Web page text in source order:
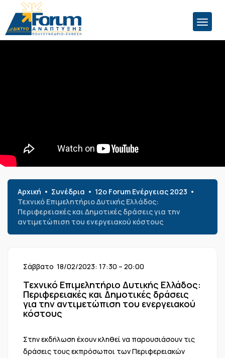
Αρχική Συνέδρια
12o Forum Ενέργειας 2023
Τεχνικό Επιμελητήριο Δυτικής Ελλάδος:
Περιφερειακές και Δημοτικές δράσεις για την
αντιμετώπιση του ενεργειακού κόστους
Σάββατο 18/02/2023: 17:30 – 20:00
Τεχνικό Επιμελητήριο Δυτικής Ελλάδος:
Περιφερειακές και Δημοτικές δράσεις
για την αντιμετώπιση του ενεργειακού
κόστους
Στην εκδήλωση έχουν κληθεί να παρουσιάσουν τις
δράσεις τους εκπρόσωποι των Περιφερειακών